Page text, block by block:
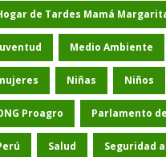
de Tardes Mamá
Medio Ambiente
Niñas Niños
Proagro Parlamento
Salud Seguridad